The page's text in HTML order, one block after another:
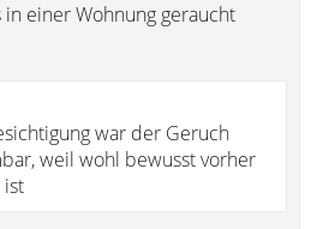
einer Wohnung geraucht
war der Geruch
weil wohl bewusst vorher